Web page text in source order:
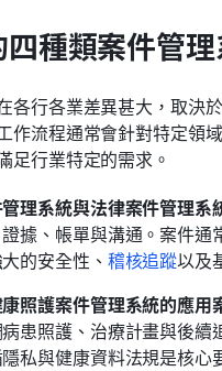
種類案件管
各行各業差異甚大，取決
作流程通常會針對特定領
足行業特定的需求。
理系統與法律案件管理系
據、帳單與溝通。案件
的安全性、 稽核追蹤以及
照護案件管理系統的應用
患照護、治療計畫與後
私與健康資料法規是核心